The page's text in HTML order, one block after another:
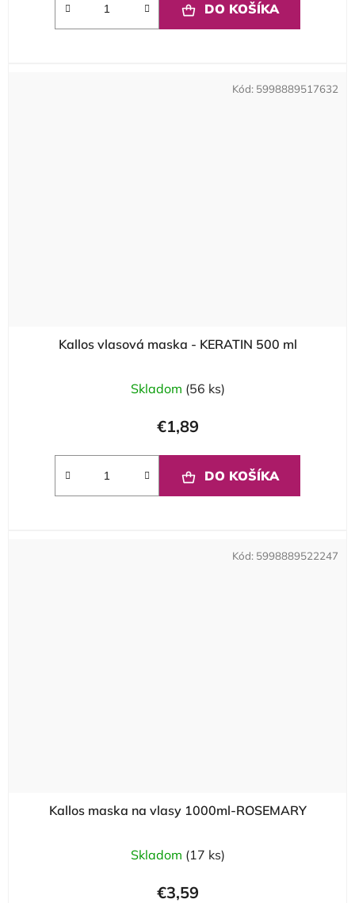
DO KOŠÍKA
Kallos vlasová maska - KERATIN 500 ml
Skladom (56 ks)
€1,89
DO KOŠÍKA
Kód: 5998889517632
Kallos maska na vlasy 1000ml-ROSEMARY
Skladom (17 ks)
€3,59
Kód: 5998889522247